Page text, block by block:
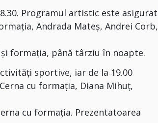
Programul artistic este asigurat
Andrada Mateș, Andrei Corb,
formația, până târziu în noapte.
sportive, iar de la 19.00
cu formația, Diana Mihuț,
cu formația. Prezentatoarea